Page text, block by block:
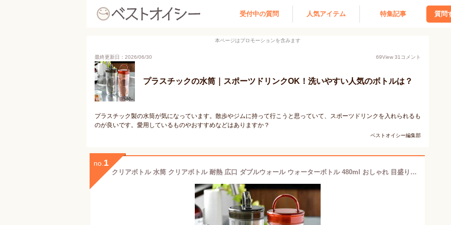
受付中の質問 人気アイテム 特集記事 質問
本ページはプロモーションを含みます
最終更新日：2026/06/30 69View 31 コメント
プラスチックの水筒｜スポーツドリンクOK！洗いやすい人気のボトルは？
プラスチック製の水筒が気になっています。散歩やジムに持って行こうと思っていて、スポーツドリンクを入れられるも
のが良いです。愛用しているものやおすすめなどはありますか？
ベストオイシー編集部
no. 1
クリアボトル 水筒 クリアボトル 耐熱 広口 ダブルウォール ウォーターボトル 480ml おしゃれ 目盛り プラスチックボトル プロテイン シェイカー ハンドル付き BPAフリー トライタン スポーツ飲料 透明 水筒 水分補給 水 お茶 ジム 軽量